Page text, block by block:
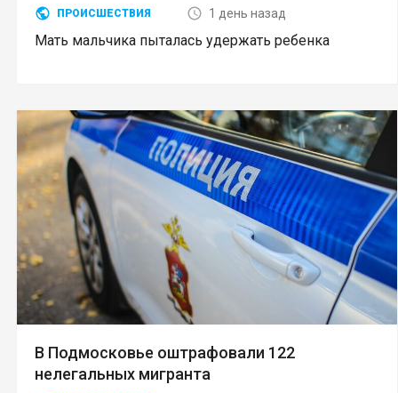
ПРОИСШЕСТВИЯ 1 день назад
Мать мальчика пыталась удержать ребенка
В Подмосковье оштрафовали 122
нелегальных мигранта